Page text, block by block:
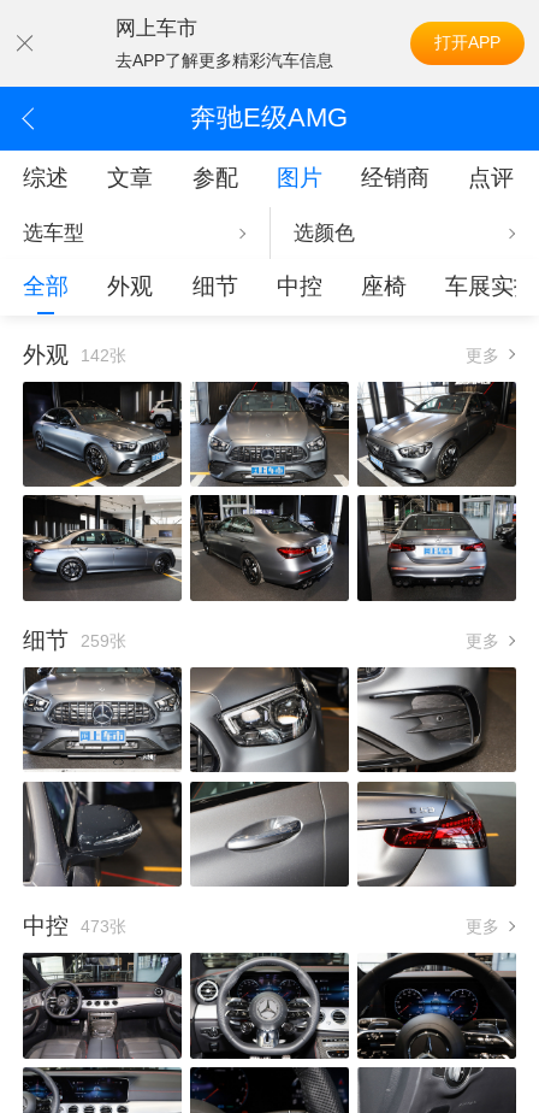
网上车市
去APP了解更多精彩汽车信息
打开APP
奔驰E级AMG
综述 文章 参配 图片 经销商 点评
选车型 选颜色
全部 外观 细节 中控 座椅 车展实拍
外观 142张 更多
细节 259张 更多
中控 473张 更多